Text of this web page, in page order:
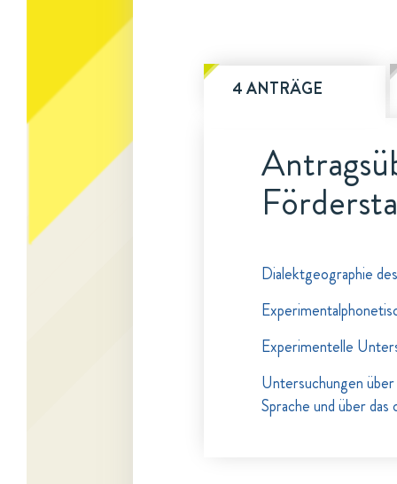
4 ANTRÄGE
Dialektgeographie
Experimentelle
Untersuchungen
Sprache und über